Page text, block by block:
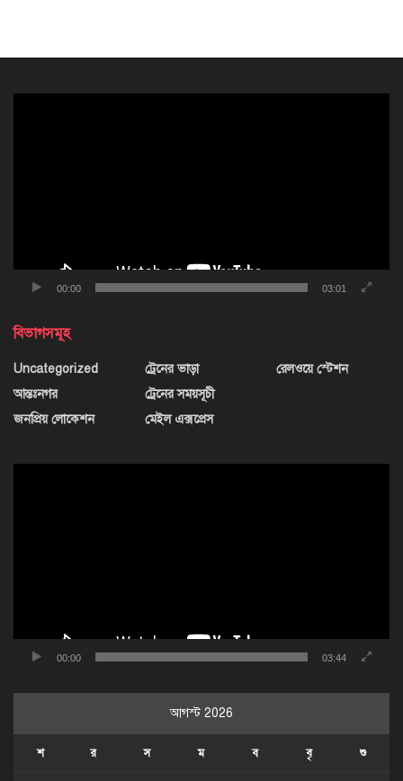
00:00 03:01
বিভাগসমূহ
Uncategorized
আন্তঃনগর
জনপ্রিয় লোকেশন
ট্রেনের ভাড়া
ট্রেনের সময়সূচী
মেইল এক্সপ্রেস
রেলওয়ে স্টেশন
00:00 03:44
আগস্ট 2026
শ র স ম ব বৃ শু